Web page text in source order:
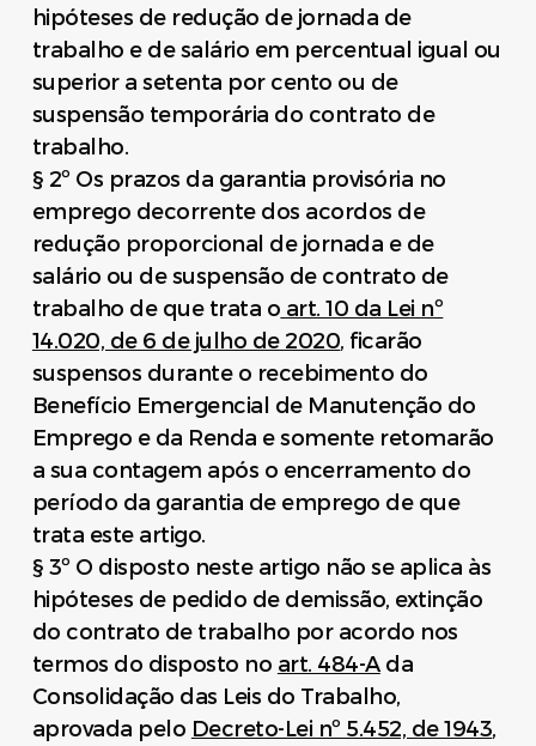
hipóteses de redução de jornada de
trabalho e de salário em percentual igual ou
superior a setenta por cento ou de
suspensão temporária do contrato de
trabalho.
§ 2º Os prazos da garantia provisória no
emprego decorrente dos acordos de
redução proporcional de jornada e de
salário ou de suspensão de contrato de
trabalho de que trata o art. 10 da Lei nº
14.020, de 6 de julho de 2020, ficarão
suspensos durante o recebimento do
Benefício Emergencial de Manutenção do
Emprego e da Renda e somente retomarão
a sua contagem após o encerramento do
período da garantia de emprego de que
trata este artigo.
§ 3º O disposto neste artigo não se aplica às
hipóteses de pedido de demissão, extinção
do contrato de trabalho por acordo nos
termos do disposto no art. 484-Ada
Consolidação das Leis do Trabalho,
aprovada pelo Decreto-Lei nº 5.452, de 1943,